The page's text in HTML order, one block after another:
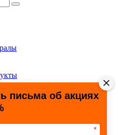
письма об акциях
*